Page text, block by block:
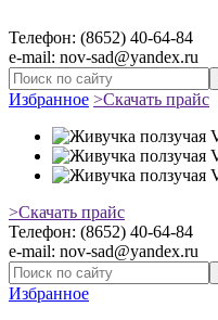
Телефон: (8652) 40-64-84
e-mail: nov-sad@yandex.ru
Избранное >Скачать прайс
>Скачать прайс
Телефон: (8652) 40-64-84
e-mail: nov-sad@yandex.ru
Избранное